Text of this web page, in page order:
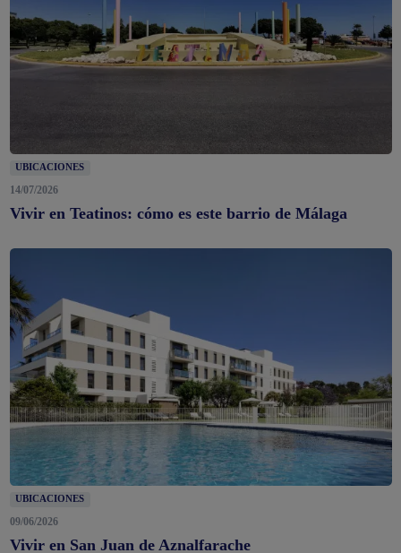
UBICACIONES
14/07/2026
Vivir en Teatinos: cómo es este barrio de Málaga
UBICACIONES
09/06/2026
Vivir en San Juan de Aznalfarache